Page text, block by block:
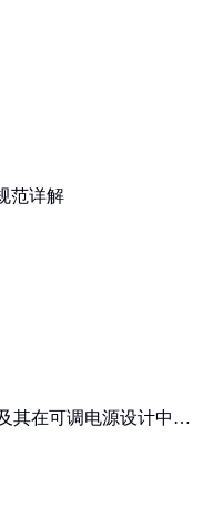
范详解
其在可调电源设计中的